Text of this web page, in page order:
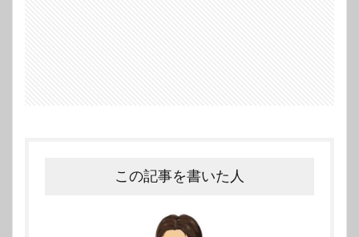
この記事を書いた人